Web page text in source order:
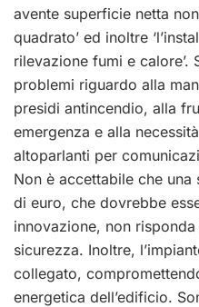
avente superficie netta
quadrato’ ed inoltre
rilevazione fumi e calore’.
problemi riguardo alla
presidi antincendio, alla
emergenza e alla
altoparlanti per
Non è accettabile che
di euro, che dovrebbe
innovazione, non
sicurezza. Inoltre,
collegato,
energetica dell’edificio.